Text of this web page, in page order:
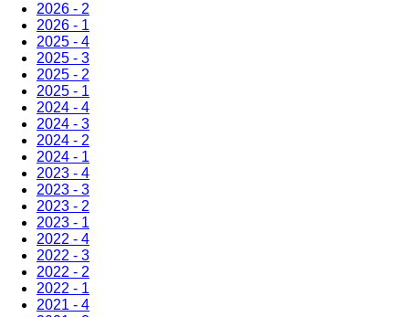
2026 - 2
2026 - 1
2025 - 4
2025 - 3
2025 - 2
2025 - 1
2024 - 4
2024 - 3
2024 - 2
2024 - 1
2023 - 4
2023 - 3
2023 - 2
2023 - 1
2022 - 4
2022 - 3
2022 - 2
2022 - 1
2021 - 4